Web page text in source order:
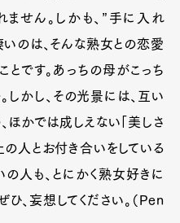
ません。しかも、”手に入れ
いのは、そんな熟女との恋愛
とです。あっちの母がこっち
かし、その光景には、互い
ほかでは成しえない「美しさ
の人とお付き合いをしている
の人も、とにかく熟女好きに
、妄想してください。（Pen